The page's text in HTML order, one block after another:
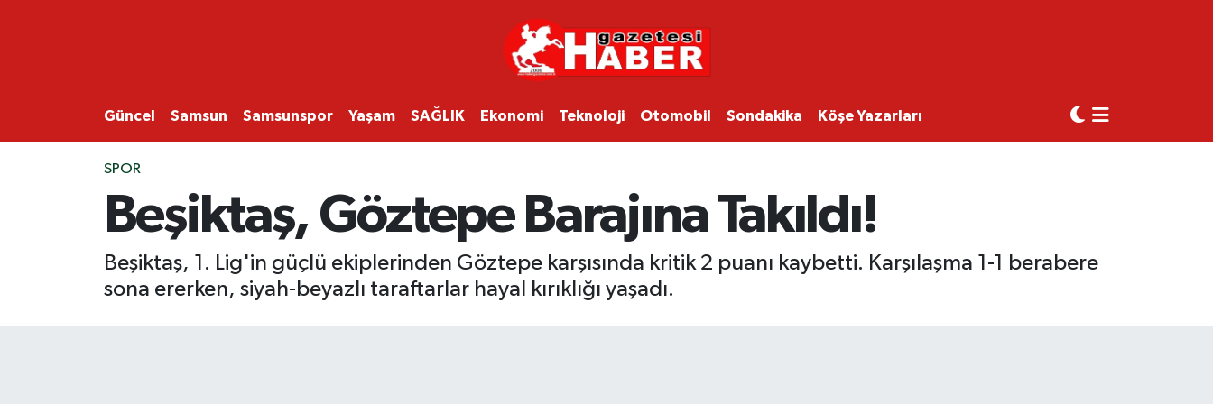
Güncel Samsun Samsunspor Yaşam SAĞLIK Ekonomi Teknoloji Otomobil Sondakika Köşe Yazarları
SPOR
Beşiktaş, Göztepe Barajına Takıldı!
Beşiktaş, 1. Lig'in güçlü ekiplerinden Göztepe karşısında kritik 2 puanı kaybetti. Karşılaşma 1-1 berabere
sona ererken, siyah-beyazlı taraftarlar hayal kırıklığı yaşadı.
SAMSUN
SAMSUNSPOR
EKONOMİ